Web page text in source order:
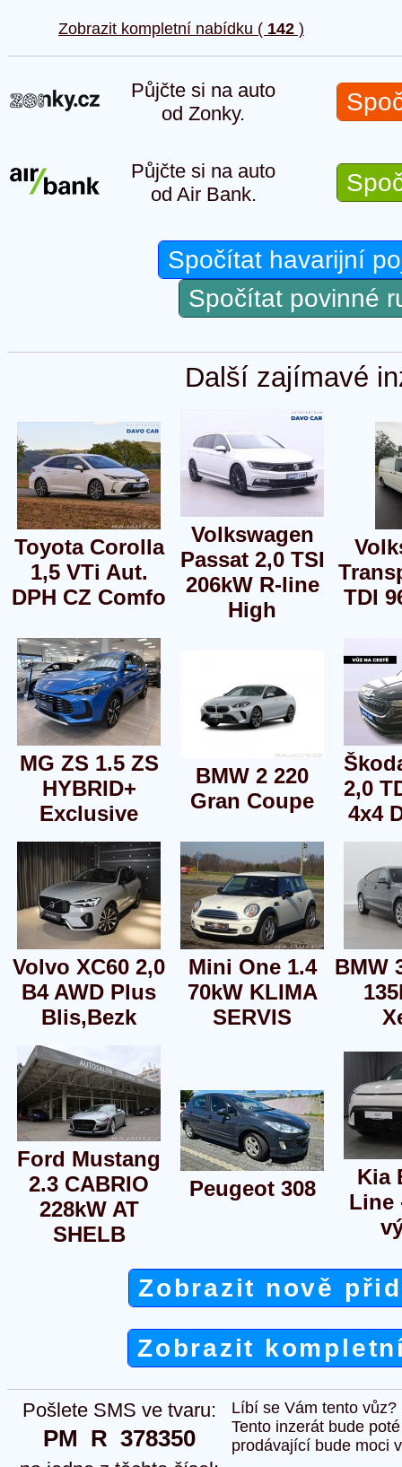
Zobrazit kompletní nabídku ( 142 )
Půjčte si na auto
od Zonky.
Půjčte si na auto
od Air Bank.
Spočítat havarijní
Spočítat povinné
Další zajímavé
Toyota Corolla
1,5 VTi Aut.
DPH CZ Comfo
Volkswagen
Passat 2,0 TSI
206kW R-line
High
TDI
MG ZS 1.5 ZS
HYBRID+
Exclusive
BMW 2 220
Gran Coupe
2,0
4x4
Volvo XC60 2,0
B4 AWD Plus
Blis,Bezk
Mini One 1.4
70kW KLIMA
SERVIS
BMW
Ford Mustang
2.3 CABRIO
228kW AT
SHELB
Peugeot 308
Kia
Line
Zobrazit nově
Zobrazit
Pošlete SMS ve tvaru:
PM  R  378350
Líbí se Vám tento
Tento inzerát bude
prodávající bude moci